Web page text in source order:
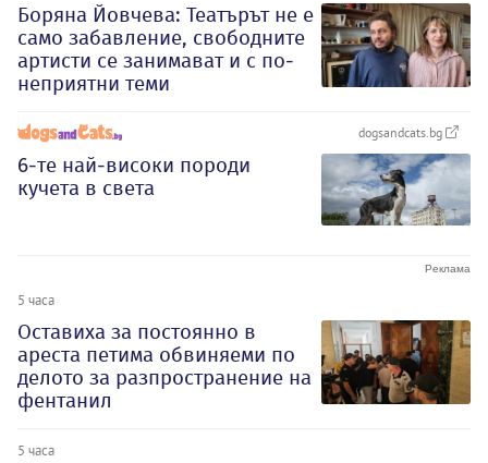
Боряна Йовчева: Театърът не е
само забавление, свободните
артисти се занимават и с по-
неприятни теми
dogsandcats.bg
6-те най-високи породи
кучета в света
5 часа
Оставиха за постоянно в
ареста петима обвиняеми по
делото за разпространение на
фентанил
5 часа